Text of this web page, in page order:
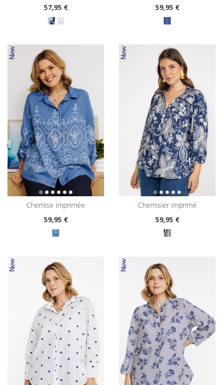
57,95 €
59,95 €
chemise imprimée
59,95 €
chemisier imprimé
59,95 €